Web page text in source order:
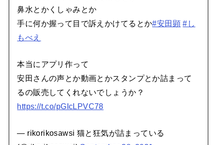
鼻水とかくしゃみとか
手に何か握って目で訴えかけてるとか#安田顕 #し
もべえ
本当にアプリ作って
安田さんの声とか動画とかスタンプとか詰まって
るの販売してくれないでしょうか？
https://t.co/pGIcLPVC78
— rikorikosawsi 猫と狂気が詰まっている